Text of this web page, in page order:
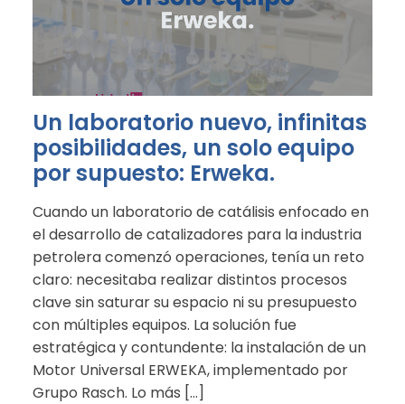
Un laboratorio nuevo, infinitas
posibilidades, un solo equipo
por supuesto: Erweka.
Cuando un laboratorio de catálisis enfocado en
el desarrollo de catalizadores para la industria
petrolera comenzó operaciones, tenía un reto
claro: necesitaba realizar distintos procesos
clave sin saturar su espacio ni su presupuesto
con múltiples equipos. La solución fue
estratégica y contundente: la instalación de un
Motor Universal ERWEKA, implementado por
Grupo Rasch. Lo más […]